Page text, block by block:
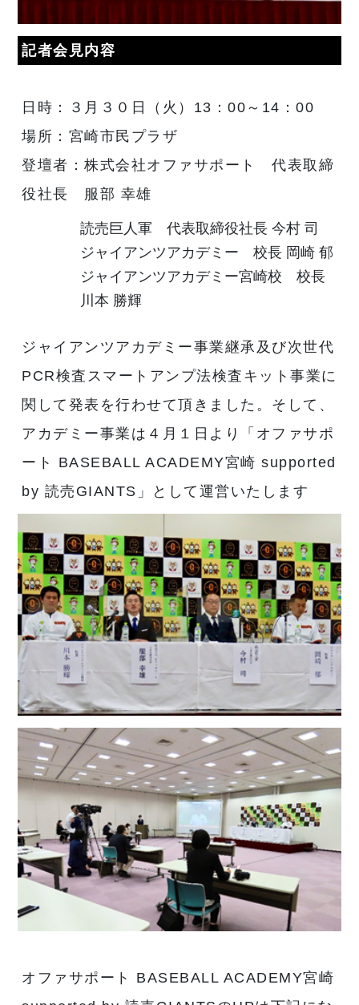
記者会見内容
日時：３月３０日（火）13：00～14：00
場所：宮崎市民プラザ
登壇者：株式会社オファサポート 代表取締
役社長 服部 幸雄
読売巨人軍 代表取締役社長 今村 司
ジャイアンツアカデミー 校長 岡崎 郁
ジャイアンツアカデミー宮崎校 校長
川本 勝輝
ジャイアンツアカデミー事業継承及び次世代
PCR検査スマートアンプ法検査キット事業に
関して発表を行わせて頂きました。そして、
アカデミー事業は４月１日より「オファサポ
ート BASEBALL ACADEMY宮崎 supported
by 読売GIANTS」として運営いたします
オファサポート BASEBALL ACADEMY宮崎